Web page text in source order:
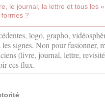
le journal, la lettre et tous les
?
logo, grapho,
signes. Non pour fusionner,
(livre, journal, lettre,
ces flux.